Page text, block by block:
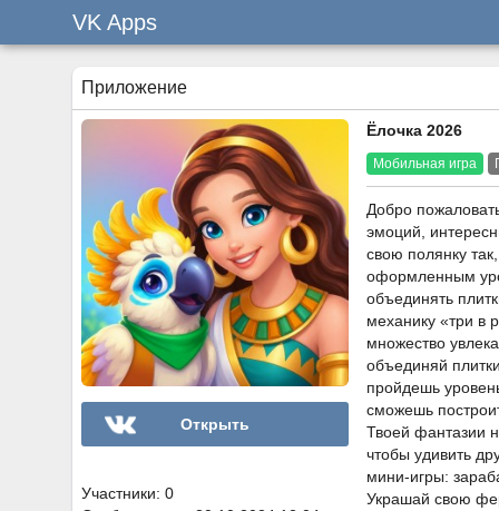
VK Apps
Приложение
Открыть
Участники: 0
Ёлочка 2026
Мобильная игра
Добро
эмоций,
свою полянку
оформленным
объединять
механику «три в
множество
объединяй
пройдешь
сможешь
Твоей фантазии
чтобы удивить
мини-игры:
Украшай свою